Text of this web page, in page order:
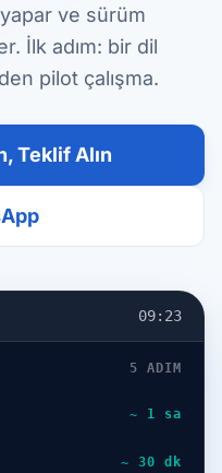
ve sürüm
İlk adım: bir dil
pilot çalışma.
Teklif Alın
09:23
5 ADIM
~ 1 sa
~ 30 dk